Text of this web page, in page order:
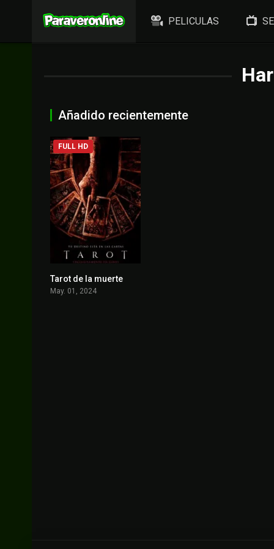
PELICULAS
Añadido recientemente
FULL HD
Tarot de la muerte
May. 01, 2024